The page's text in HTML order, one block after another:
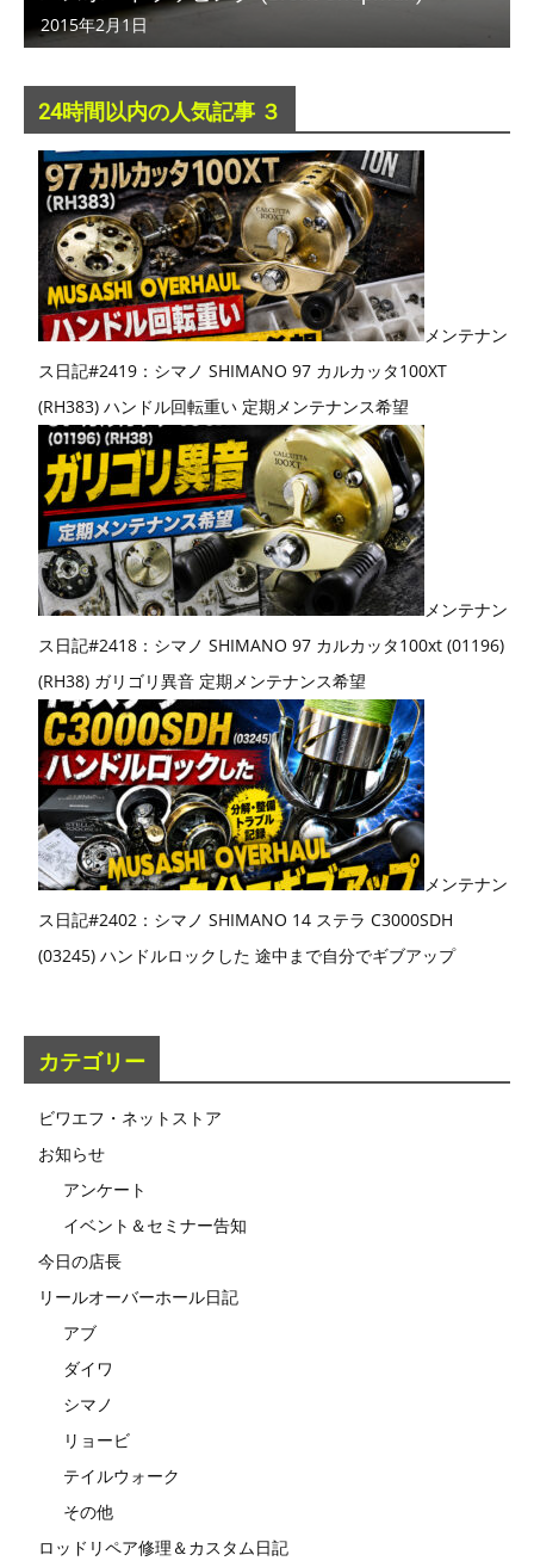
2015年2月1日
24時間以内の人気記事 ３
メンテナン
ス日記#2419：シマノ SHIMANO 97 カルカッタ100XT
(RH383) ハンドル回転重い 定期メンテナンス希望
メンテナン
ス日記#2418：シマノ SHIMANO 97 カルカッタ100xt (01196)
(RH38) ガリゴリ異音 定期メンテナンス希望
メンテナン
ス日記#2402：シマノ SHIMANO 14 ステラ C3000SDH
(03245) ハンドルロックした 途中まで自分でギブアップ
カテゴリー
ビワエフ・ネットストア
お知らせ
アンケート
イベント＆セミナー告知
今日の店長
リールオーバーホール日記
アブ
ダイワ
シマノ
リョービ
テイルウォーク
その他
ロッドリペア修理＆カスタム日記